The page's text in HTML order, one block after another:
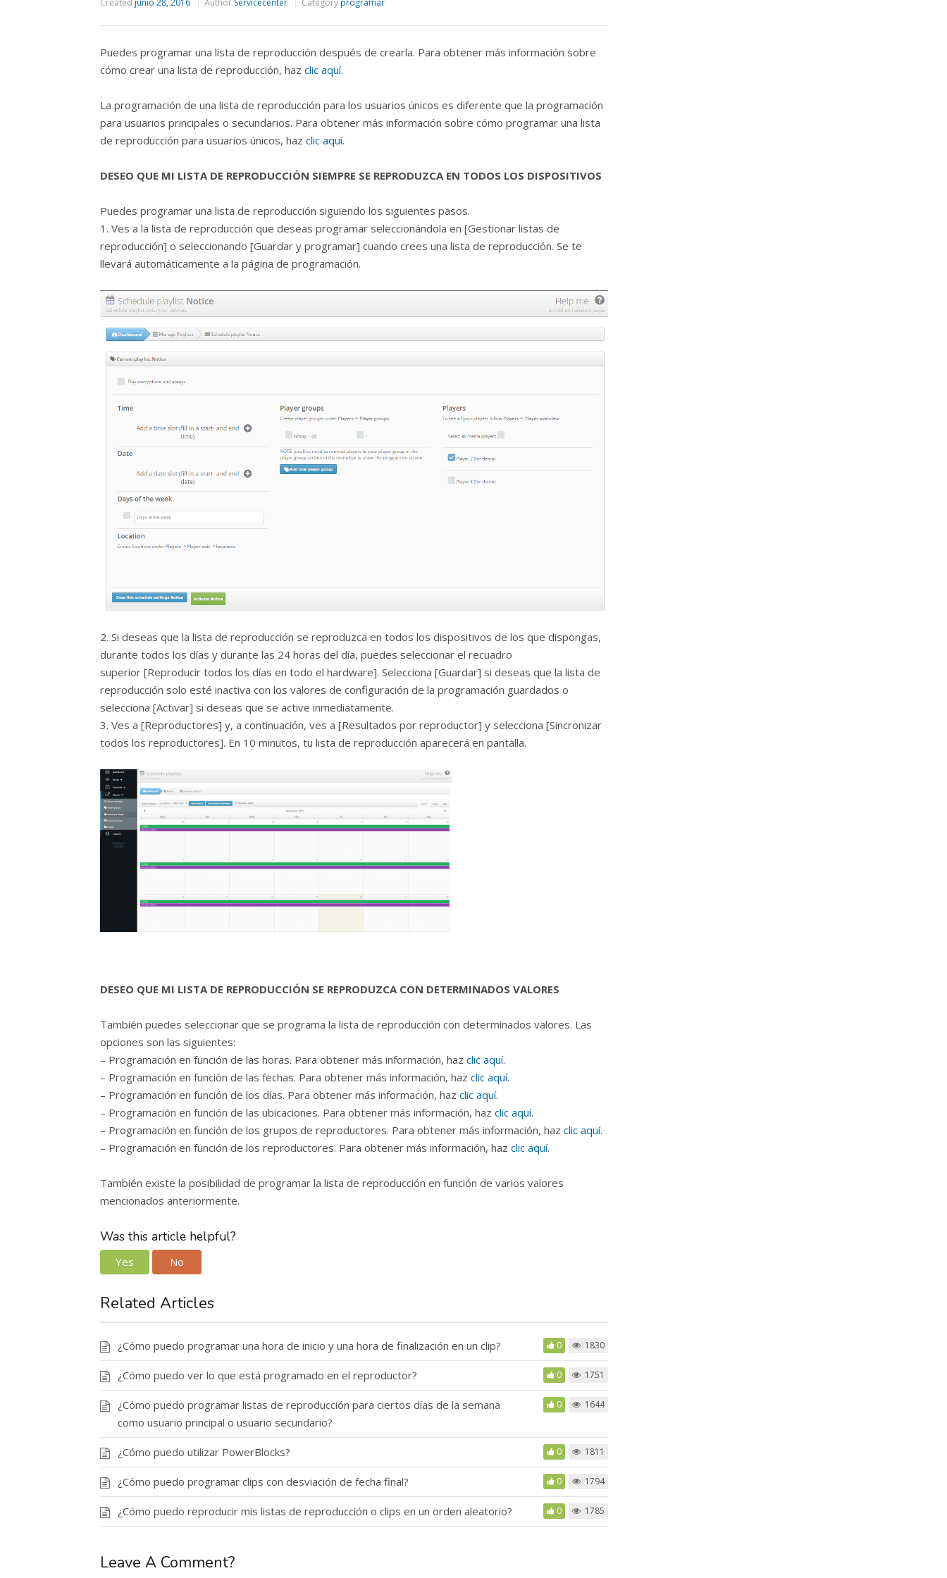
Created junio 28, 2016 Author Servicecenter Categoryprogramar
Puedes programar una lista de reproducción después de crearla. Para obtener más información sobre
cómo crear una lista de reproducción, haz clic aquí.
La programación de una lista de reproducción para los usuarios únicos es diferente que la programación
para usuarios principales o secundarios. Para obtener más información sobre cómo programar una lista
de reproducción para usuarios únicos, haz clic aquí.
DESEO QUE MI LISTA DE REPRODUCCIÓN SIEMPRE SE REPRODUZCA EN TODOS LOS DISPOSITIVOS
Puedes programar una lista de reproducción siguiendo los siguientes pasos.
1. Ves a la lista de reproducción que deseas programar seleccionándola en [Gestionar listas de
reproducción] o seleccionando [Guardar y programar] cuando crees una lista de reproducción. Se te
llevará automáticamente a la página de programación.
2. Si deseas que la lista de reproducción se reproduzca en todos los dispositivos de los que dispongas,
durante todos los días y durante las 24 horas del día, puedes seleccionar el recuadro
superior [Reproducir todos los días en todo el hardware]. Selecciona [Guardar] si deseas que la lista de
reproducción solo esté inactiva con los valores de configuración de la programación guardados o
selecciona [Activar] si deseas que se active inmediatamente.
3. Ves a [Reproductores] y, a continuación, ves a [Resultados por reproductor] y selecciona [Sincronizar
todos los reproductores]. En 10 minutos, tu lista de reproducción aparecerá en pantalla.
DESEO QUE MI LISTA DE REPRODUCCIÓN SE REPRODUZCA CON DETERMINADOS VALORES
También puedes seleccionar que se programa la lista de reproducción con determinados valores. Las
opciones son las siguientes:
– Programación en función de las horas. Para obtener más información, haz clic aquí.
– Programación en función de las fechas. Para obtener más información, haz clic aquí.
– Programación en función de los días. Para obtener más información, haz clic aquí.
– Programación en función de las ubicaciones. Para obtener más información, haz clic aquí.
– Programación en función de los grupos de reproductores. Para obtener más información, haz clic aquí.
– Programación en función de los reproductores. Para obtener más información, haz clic aquí.
También existe la posibilidad de programar la lista de reproducción en función de varios valores
mencionados anteriormente.
Was this article helpful?
Yes No
Related Articles
¿Cómo puedo programar una hora de inicio y una hora de finalización en un clip? 0 1830
¿Cómo puedo ver lo que está programado en el reproductor? 0 1751
¿Cómo puedo programar listas de reproducción para ciertos días de la semana
como usuario principal o usuario secundario?
0 1644
¿Cómo puedo utilizar PowerBlocks? 0 1811
¿Cómo puedo programar clips con desviación de fecha final? 0 1794
¿Cómo puedo reproducir mis listas de reproducción o clips en un orden aleatorio? 0 1785
Leave A Comment?